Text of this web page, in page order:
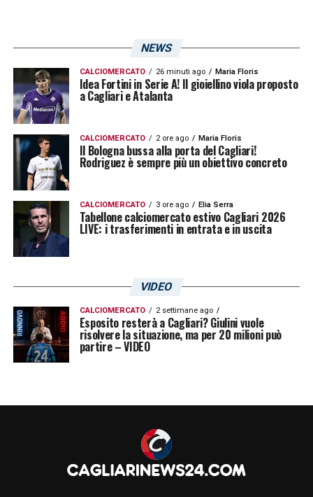
NEWS
CALCIOMERCATO 26 minuti ago Maria Floris
Idea Fortini in Serie A! Il gioiellino viola proposto
a Cagliari e Atalanta
CALCIOMERCATO 2 ore ago Maria Floris
Il Bologna bussa alla porta del Cagliari!
Rodriguez è sempre più un obiettivo concreto
CALCIOMERCATO 3 ore ago Elia Serra
Tabellone calciomercato estivo Cagliari 2026
LIVE: i trasferimenti in entrata e in uscita
VIDEO
CALCIOMERCATO 2 settimane ago
Esposito resterà a Cagliari? Giulini vuole
risolvere la situazione, ma per 20 milioni può
partire – VIDEO